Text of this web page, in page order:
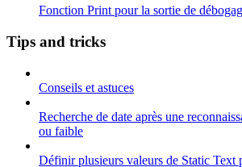
Fonction Print pour la sortie de
Tips and tricks
Conseils et astuces
Recherche de date après une
ou faible
Définir plusieurs valeurs de Static Text